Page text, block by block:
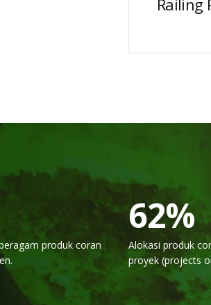
produk coran
75%
Alokasi produk
proyek (projects